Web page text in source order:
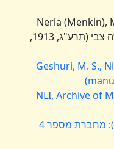
Neria
Jerusalem) - נריה (מענקין), משה צבי (תרע"ג, 1913,
Geshuri, M.
NLI, Archive
מחברת מספר 4